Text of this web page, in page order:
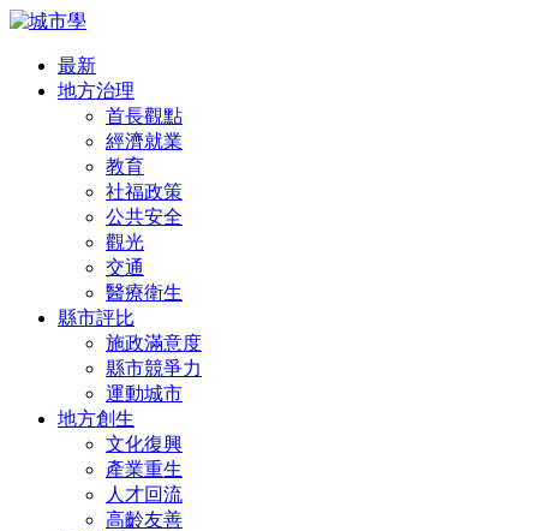
最新
地方治理
首長觀點
經濟就業
教育
社福政策
公共安全
觀光
交通
醫療衛生
縣市評比
施政滿意度
縣市競爭力
運動城市
地方創生
文化復興
產業重生
人才回流
高齡友善